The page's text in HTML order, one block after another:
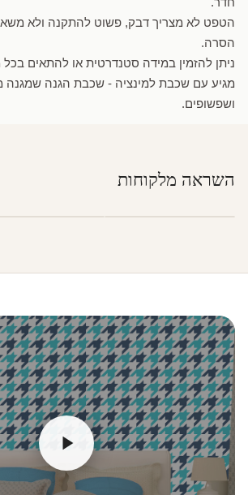
הטפט לא מצריך דבק, פשוט להתקנה ולא
הסרה.
ניתן להזמין במידה סטנדרטית או להתאים
מגיע עם שכבת למינציה - שכבת הגנה שמגנה
ושפשופים.
השראה מלקוחות